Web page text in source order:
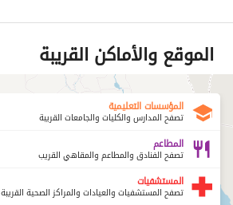
الموقع والأماكن القريبة
المؤسسات التعليمية
تصفح المدارس والكليات والجامعات القريبة
المطاعم
تصفح الفنادق والمطاعم والمقاهي القريب
المستشفيات
تصفح المستشفيات والعيادات والمراكز الصحية القريبة